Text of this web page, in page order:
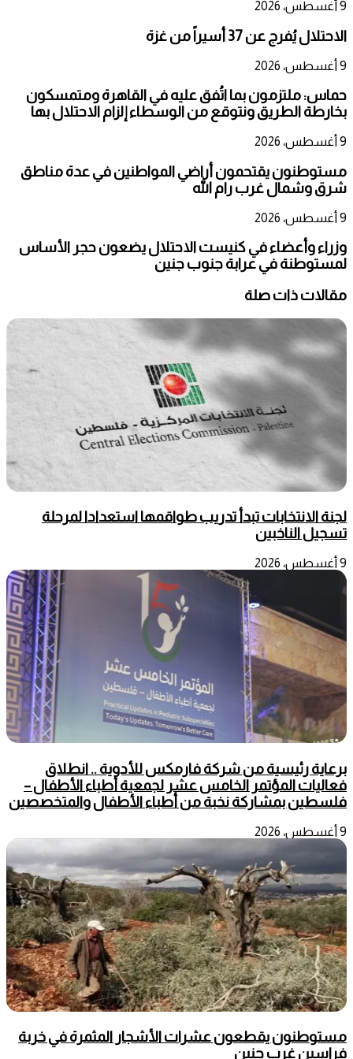
9 أغسطس، 2026
الاحتلال يُفرج عن 37 أسيراً من غزة
9 أغسطس، 2026
حماس: ملتزمون بما اتُفق عليه في القاهرة ومتمسكون
بخارطة الطريق ونتوقع من الوسطاء إلزام الاحتلال بها
9 أغسطس، 2026
مستوطنون يقتحمون أراضي المواطنين في عدة مناطق
شرق وشمال غرب رام الله
9 أغسطس، 2026
وزراء وأعضاء في كنيست الاحتلال يضعون حجر الأساس
لمستوطنة في عرابة جنوب جنين
مقالات ذات صلة
لجنة الانتخابات تبدأ تدريب طواقمها استعدادا لمرحلة
تسجيل الناخبين
9 أغسطس، 2026
برعاية رئيسية من شركة فارمكس للأدوية .. انطلاق
فعاليات المؤتمر الخامس عشر لجمعية أطباء الأطفال –
فلسطين بمشاركة نخبة من أطباء الأطفال والمتخصصين
9 أغسطس، 2026
مستوطنون يقطعون عشرات الأشجار المثمرة في خربة
فراسين غرب جنين